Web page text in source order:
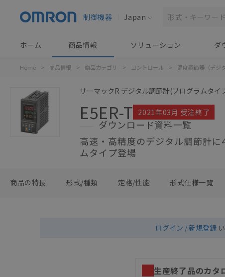
制御機器 Japan
ホーム 商品情報 ソリューション ダ
Home > 商品情報 > 商品カテゴリ > コントロール > 温度調節器（デジ
サーマックR デジタル調節計(プログラムタイ
E5ER-T 2021年03月 受注終了
ダウンロード資料一覧
高速・高精度のデジタル調節計
ムタイプ登場
商品の特長 形式/種類 定格/性能 形式仕様一覧
ログイン / 新規登録
生産終了品のカタ